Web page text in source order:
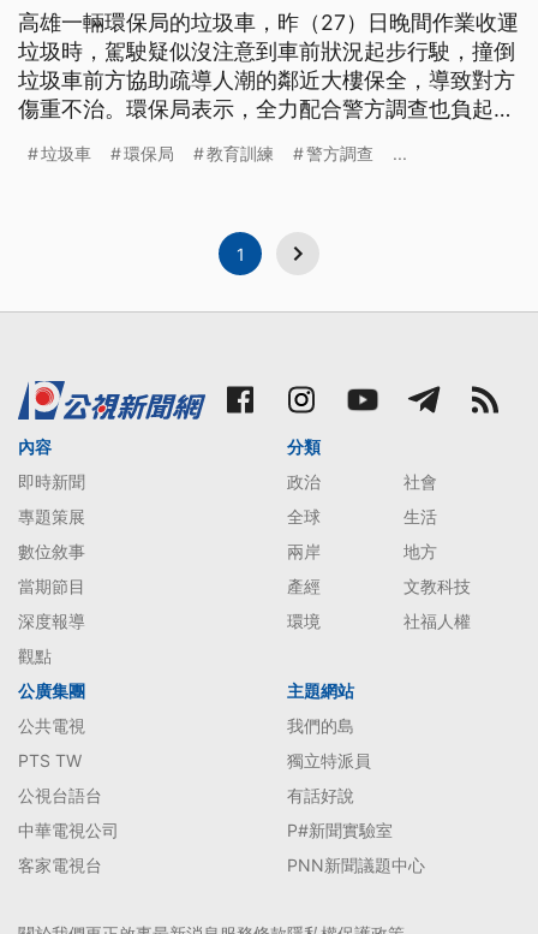
高雄一輛環保局的垃圾車，昨（27）日晚間作業收運
垃圾時，駕駛疑似沒注意到車前狀況起步行駛，撞倒
垃圾車前方協助疏導人潮的鄰近大樓保全，導致對方
傷重不治。環保局表示，全力配合警方調查也負起賠
宣導。
垃圾車 環保局 教育訓練 警方調查 ...
1
內容
即時新聞
專題策展
數位敘事
當期節目
深度報導
觀點
分類
政治
社會
全球
生活
兩岸
地方
產經
文教科技
環境
社福人權
公廣集團
公共電視
PTS TW
公視台語台
中華電視公司
客家電視台
主題網站
我們的島
獨立特派員
有話好說
P#新聞實驗室
PNN新聞議題中心